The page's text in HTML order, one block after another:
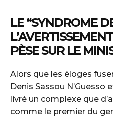
LE “SYNDROME
PÈSE SUR LE
Alors que les éloges
Denis Sassou N’Guesso
livré un complexe que
comme le premier du